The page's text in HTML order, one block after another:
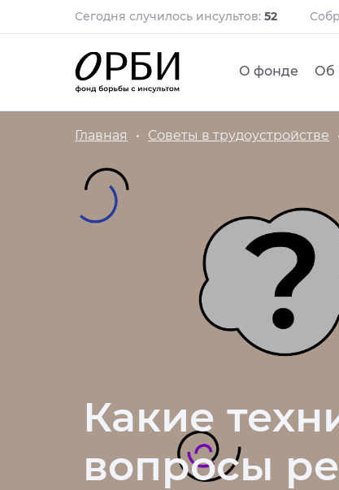
Сегодня случилось инсультов: 52
О фонде Об
Главная Советы в трудоустройстве
Какие
вопросы